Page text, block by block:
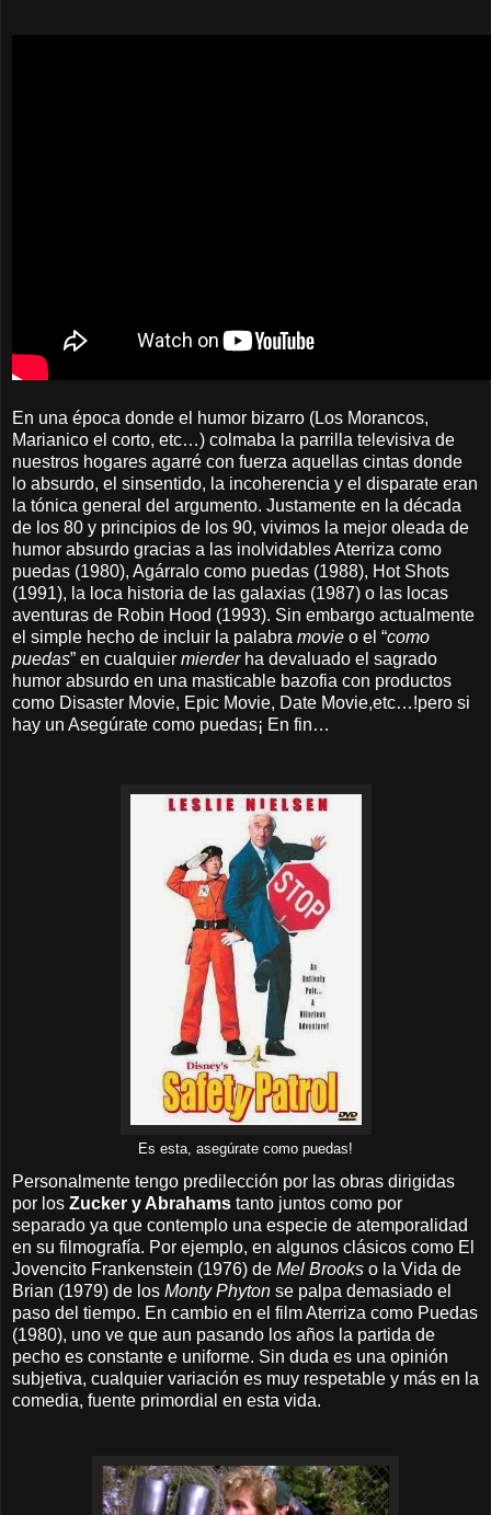
En una época donde el humor bizarro (Los Morancos,
Marianico el corto, etc…) colmaba la parrilla televisiva de
nuestros hogares agarré con fuerza aquellas cintas donde
lo absurdo, el sinsentido, la incoherencia y el disparate eran
la tónica general del argumento. Justamente en la década
de los 80 y principios de los 90, vivimos la mejor oleada de
humor absurdo gracias a las inolvidables Aterriza como
puedas (1980), Agárralo como puedas (1988), Hot Shots
(1991), la loca historia de las galaxias (1987) o las locas
aventuras de Robin Hood (1993). Sin embargo actualmente
el simple hecho de incluir la palabra movie o el “como
puedas” en cualquier mierderha devaluado el sagrado
humor absurdo en una masticable bazofia con productos
como Disaster Movie, Epic Movie, Date Movie,etc…!pero si
hay un Asegúrate como puedas¡ En fin…
Es esta, asegúrate como puedas!
Personalmente tengo predilección por las obras dirigidas
por los Zucker y Abrahams tanto juntos como por
separado ya que contemplo una especie de atemporalidad
en su filmografía. Por ejemplo, en algunos clásicos como El
Jovencito Frankenstein (1976) de Mel Brooks o la Vida de
Brian (1979) de los Monty Phyton se palpa demasiado el
paso del tiempo. En cambio en el film Aterriza como Puedas
(1980), uno ve que aun pasando los años la partida de
pecho es constante e uniforme. Sin duda es una opinión
subjetiva, cualquier variación es muy respetable y más en la
comedia, fuente primordial en esta vida.